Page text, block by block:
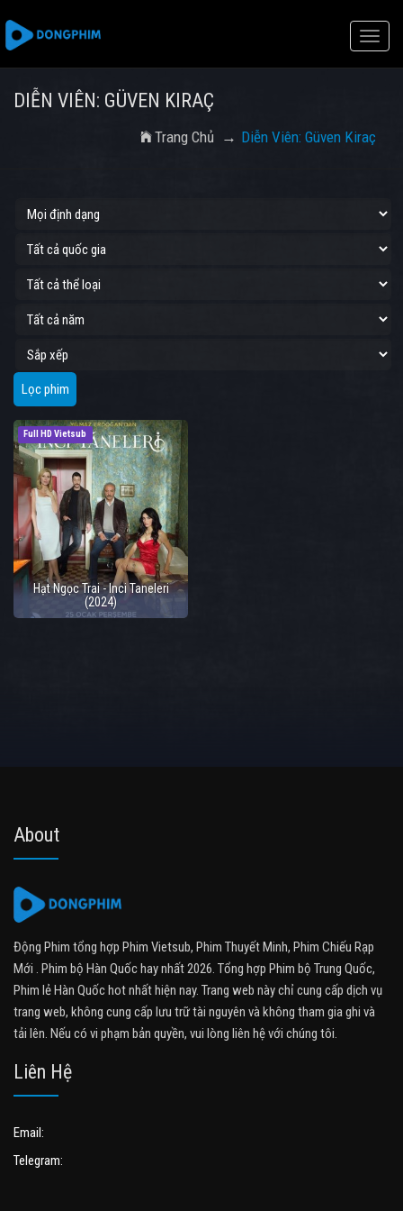
Toggle
DIỄN VIÊN: GÜVEN KIRAÇ
Trang Chủ Diễn Viên: Güven Kiraç
Lọc phim
Full HD Vietsub
Hạt Ngọc Trai - Inci Taneleri
(2024)
About
Động Phim tổng hợp Phim Vietsub, Phim Thuyết Minh, Phim Chiếu Rạp
Mới . Phim bộ Hàn Quốc hay nhất 2026. Tổng hợp Phim bộ Trung Quốc,
Phim lẻ Hàn Quốc hot nhất hiện nay. Trang web này chỉ cung cấp dịch vụ
trang web, không cung cấp lưu trữ tài nguyên và không tham gia ghi và
tải lên. Nếu có vi phạm bản quyền, vui lòng liên hệ với chúng tôi.
Liên Hệ
Email:
Telegram: